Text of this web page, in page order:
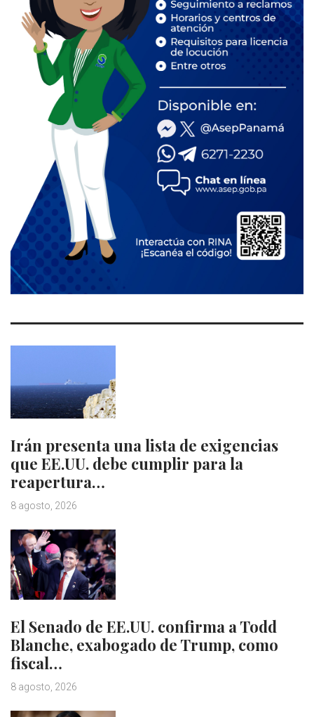
Irán presenta una lista de exigencias
que EE.UU. debe cumplir para la
reapertura…
8 agosto, 2026
El Senado de EE.UU. confirma a Todd
Blanche, exabogado de Trump, como
fiscal…
8 agosto, 2026